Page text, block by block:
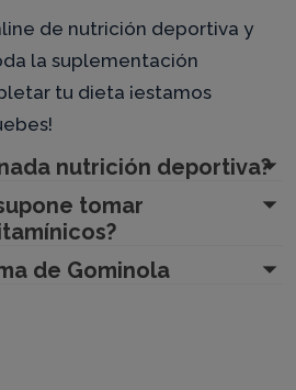
de nutrición deportiva y
la suplementación
tu dieta ¡estamos
nutrición deportiva?
tomar
de Gominola